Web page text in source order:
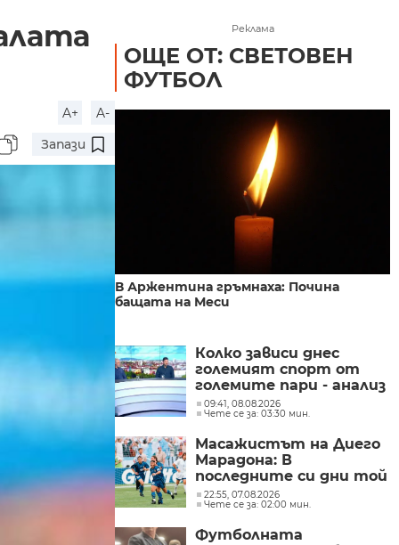
A+
A-
Запази
Реклама
ОЩЕ ОТ: СВЕТОВЕН
ФУТБОЛ
В Аржентина гръмнаха: Почина
бащата на Меси
Колко зависи днес
големият спорт от
големите пари - анализ
на Никола Ибришимов и
Павел Колев
09:41, 08.08.2026
Чете се за: 03:30 мин.
Масажистът на Диего
Марадона: В
последните си дни той
беше прикован към
леглото и се беше
предал
22:55, 07.08.2026
Чете се за: 02:00 мин.
Футболната